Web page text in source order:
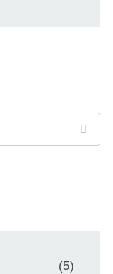
(5)